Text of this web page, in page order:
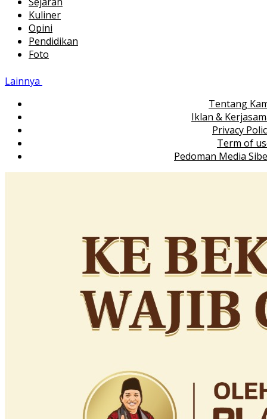
Kuliner
Opini
Pendidikan
Foto
Lainnya
Tentang
Iklan &
Privacy
Term of
Pedoman Media